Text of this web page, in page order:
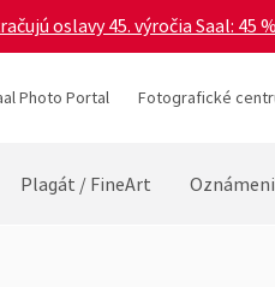
oslavy 45. výročia Saal: 45
Photo Portal Fotografické
Plagát / FineArt